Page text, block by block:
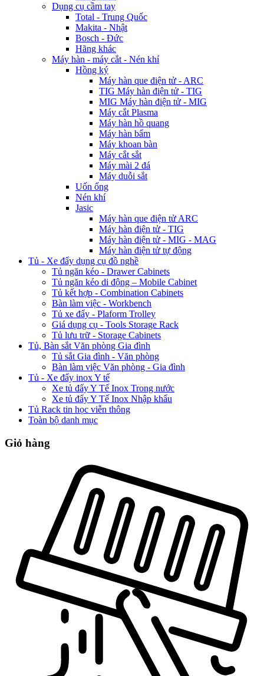
Dụng cụ cầm tay
Total - Trung Quốc
Makita - Nhật
Bosch - Đức
Hãng khác
Máy hàn - máy cắt - Nén khí
Hồng ký
Máy hàn que điện tử - ARC
TIG Máy hàn điện tử - TIG
MIG Máy hàn điện tử - MIG
Máy cắt Plasma
Máy hàn hồ quang
Máy hàn bẩm
Máy khoan bàn
Máy cắt sắt
Máy mài 2 đá
Máy duỗi sắt
Uốn ống
Nén khí
Jasic
Máy hàn que điện tử ARC
Máy hàn điện tử - TIG
Máy hàn điện tử - MIG - MAG
Máy hàn điện tử tự động
Tủ - Xe đẩy dụng cụ đồ nghề
Tủ ngăn kéo - Drawer Cabinets
Tủ ngăn kéo di động – Mobile Cabinet
Tủ kết hợp - Combination Cabinets
Bàn làm việc - Workbench
Tủ xe đẩy - Plaform Trolley
Giá dụng cụ - Tools Storage Rack
Tủ lưu trữ - Storage Cabinets
Tủ, Bàn sắt Văn phòng Gia đình
Tủ sắt Gia đình - Văn phòng
Bàn làm việc Văn phòng - Gia đình
Tủ - Xe đẩy inox Y tế
Xe tủ đẩy Y Tế Inox Trong nước
Xe tủ đẩy Y Tế Inox Nhập khẩu
Tủ Rack tin học viễn thông
Toàn bộ danh mục
Giỏ hàng